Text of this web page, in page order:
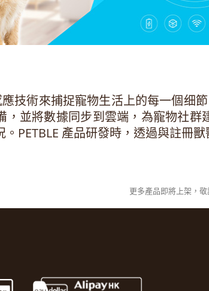
應技術來捕捉寵物生活上的每一個细
，並將數據同步到雲端，為寵物社
PETBLE 產品研發時，透過與註冊
更多產品即將上架，敬